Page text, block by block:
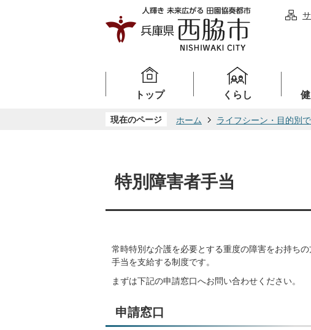
トップ くらし
現在のページ ホーム ライフシーン・目的別
特別障害者手当
常時特別な介護を必要とする重度の障害をお持ち
手当を支給する制度です。
まずは下記の申請窓口へお問い合わせください。
申請窓口